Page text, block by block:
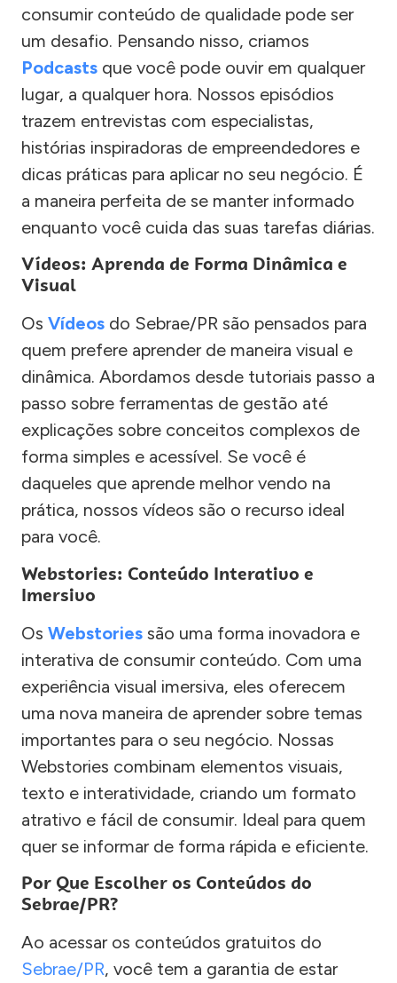
consumir conteúdo de qualidade pode ser
um desafio. Pensando nisso, criamos
Podcasts que você pode ouvir em qualquer
lugar, a qualquer hora. Nossos episódios
trazem entrevistas com especialistas,
histórias inspiradoras de empreendedores e
dicas práticas para aplicar no seu negócio. É
a maneira perfeita de se manter informado
enquanto você cuida das suas tarefas diárias.
Vídeos: Aprenda de Forma Dinâmica e
Visual
Os Vídeos do Sebrae/PR são pensados para
quem prefere aprender de maneira visual e
dinâmica. Abordamos desde tutoriais passo a
passo sobre ferramentas de gestão até
explicações sobre conceitos complexos de
forma simples e acessível. Se você é
daqueles que aprende melhor vendo na
prática, nossos vídeos são o recurso ideal
para você.
Webstories: Conteúdo Interativo e
Imersivo
Os Webstories são uma forma inovadora e
interativa de consumir conteúdo. Com uma
experiência visual imersiva, eles oferecem
uma nova maneira de aprender sobre temas
importantes para o seu negócio. Nossas
Webstories combinam elementos visuais,
texto e interatividade, criando um formato
atrativo e fácil de consumir. Ideal para quem
quer se informar de forma rápida e eficiente.
Por Que Escolher os Conteúdos do
Sebrae/PR?
Ao acessar os conteúdos gratuitos do
Sebrae/PR, você tem a garantia de estar